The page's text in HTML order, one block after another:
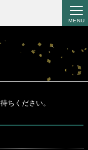
MENU
ちください。